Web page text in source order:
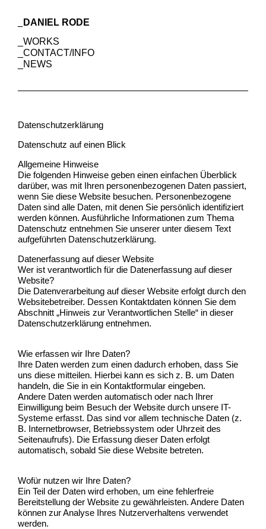
DANIEL RODE
WORKS
CONTACT/INFO
NEWS
Datenschutzerklärung
Datenschutz auf einen Blick
Allgemeine Hinweise
Die folgenden Hinweise geben einen einfachen Überblick
darüber, was mit Ihren personenbezogenen Daten passiert,
wenn Sie diese Website besuchen. Personenbezogene
Daten sind alle Daten, mit denen Sie persönlich identifiziert
werden können. Ausführliche Informationen zum Thema
Datenschutz entnehmen Sie unserer unter diesem Text
aufgeführten Datenschutzerklärung.
Datenerfassung auf dieser Website
Wer ist verantwortlich für die Datenerfassung auf dieser
Website?
Die Datenverarbeitung auf dieser Website erfolgt durch den
Websitebetreiber. Dessen Kontaktdaten können Sie dem
Abschnitt „Hinweis zur Verantwortlichen Stelle“ in dieser
Datenschutzerklärung entnehmen.
Wie erfassen wir Ihre Daten?
Ihre Daten werden zum einen dadurch erhoben, dass Sie
uns diese mitteilen. Hierbei kann es sich z. B. um Daten
handeln, die Sie in ein Kontaktformular eingeben.
Andere Daten werden automatisch oder nach Ihrer
Einwilligung beim Besuch der Website durch unsere IT-
Systeme erfasst. Das sind vor allem technische Daten (z.
B. Internetbrowser, Betriebssystem oder Uhrzeit des
Seitenaufrufs). Die Erfassung dieser Daten erfolgt
automatisch, sobald Sie diese Website betreten.
Wofür nutzen wir Ihre Daten?
Ein Teil der Daten wird erhoben, um eine fehlerfreie
Bereitstellung der Website zu gewährleisten. Andere Daten
können zur Analyse Ihres Nutzerverhaltens verwendet
werden.